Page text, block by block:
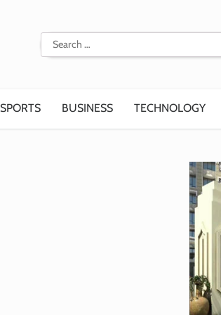
Search
for:
SPORTS BUSINESS TECHNOLOGY